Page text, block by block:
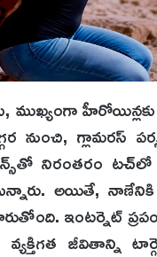
ముఖ్యంగా
నుంచి, గ్లామరస్
నిరంతరం
అయితే,
ఇంటర్నెట్
జీవితాన్ని